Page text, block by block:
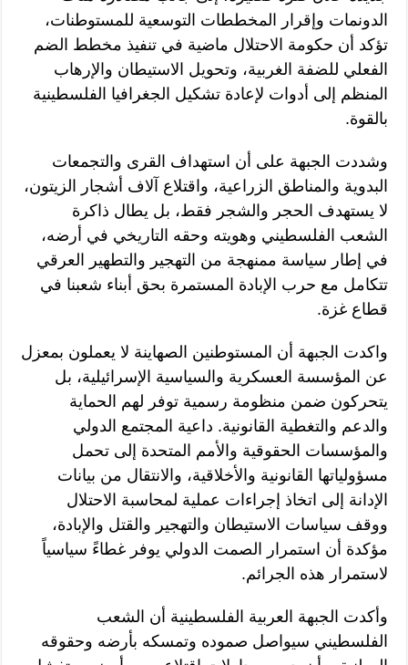
الدونمات وإقرار المخططات التوسعية للمستوطنات،
تؤكد أن حكومة الاحتلال ماضية في تنفيذ مخطط الضم
الفعلي للضفة الغربية، وتحويل الاستيطان والإرهاب
المنظم إلى أدوات لإعادة تشكيل الجغرافيا الفلسطينية
بالقوة.
وشددت الجبهة على أن استهداف القرى والتجمعات
البدوية والمناطق الزراعية، واقتلاع آلاف أشجار الزيتون،
لا يستهدف الحجر والشجر فقط، بل يطال ذاكرة
الشعب الفلسطيني وهويته وحقه التاريخي في أرضه،
في إطار سياسة ممنهجة من التهجير والتطهير العرقي
تتكامل مع حرب الإبادة المستمرة بحق أبناء شعبنا في
قطاع غزة.
واكدت الجبهة أن المستوطنين الصهاينة لا يعملون بمعزل
عن المؤسسة العسكرية والسياسية الإسرائيلية، بل
يتحركون ضمن منظومة رسمية توفر لهم الحماية
والدعم والتغطية القانونية. داعية المجتمع الدولي
والمؤسسات الحقوقية والأمم المتحدة إلى تحمل
مسؤولياتها القانونية والأخلاقية، والانتقال من بيانات
الإدانة إلى اتخاذ إجراءات عملية لمحاسبة الاحتلال
ووقف سياسات الاستيطان والتهجير والقتل والإبادة،
مؤكدة أن استمرار الصمت الدولي يوفر غطاءً سياسياً
لاستمرار هذه الجرائم.
وأكدت الجبهة العربية الفلسطينية أن الشعب
الفلسطيني سيواصل صموده وتمسكه بأرضه وحقوقه